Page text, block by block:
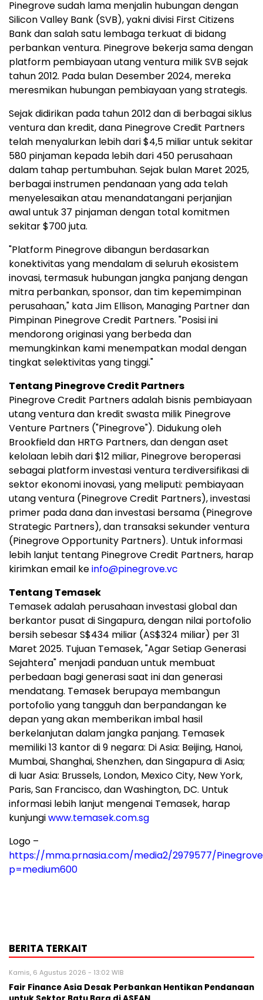
Pinegrove sudah lama menjalin hubungan dengan
Silicon Valley Bank (SVB), yakni divisi First Citizens
Bank dan salah satu lembaga terkuat di bidang
perbankan ventura. Pinegrove bekerja sama dengan
platform pembiayaan utang ventura milik SVB sejak
tahun 2012. Pada bulan Desember 2024, mereka
meresmikan hubungan pembiayaan yang strategis.
Sejak didirikan pada tahun 2012 dan di berbagai siklus
ventura dan kredit, dana Pinegrove Credit Partners
telah menyalurkan lebih dari $4,5 miliar untuk sekitar
580 pinjaman kepada lebih dari 450 perusahaan
dalam tahap pertumbuhan. Sejak bulan Maret 2025,
berbagai instrumen pendanaan yang ada telah
menyelesaikan atau menandatangani perjanjian
awal untuk 37 pinjaman dengan total komitmen
sekitar $700 juta.
"Platform Pinegrove dibangun berdasarkan
konektivitas yang mendalam di seluruh ekosistem
inovasi, termasuk hubungan jangka panjang dengan
mitra perbankan, sponsor, dan tim kepemimpinan
perusahaan," kata Jim Ellison, Managing Partner dan
Pimpinan Pinegrove Credit Partners. "Posisi ini
mendorong originasi yang berbeda dan
memungkinkan kami menempatkan modal dengan
tingkat selektivitas yang tinggi."
Tentang Pinegrove Credit Partners
Pinegrove Credit Partners adalah bisnis pembiayaan
utang ventura dan kredit swasta milik Pinegrove
Venture Partners ("Pinegrove"). Didukung oleh
Brookfield dan HRTG Partners, dan dengan aset
kelolaan lebih dari $12 miliar, Pinegrove beroperasi
sebagai platform investasi ventura terdiversifikasi di
sektor ekonomi inovasi, yang meliputi: pembiayaan
utang ventura (Pinegrove Credit Partners), investasi
primer pada dana dan investasi bersama (Pinegrove
Strategic Partners), dan transaksi sekunder ventura
(Pinegrove Opportunity Partners). Untuk informasi
lebih lanjut tentang Pinegrove Credit Partners, harap
kirimkan email keinfo@pinegrove.vc
Tentang Temasek
Temasek adalah perusahaan investasi global dan
berkantor pusat di Singapura, dengan nilai portofolio
bersih sebesar S$434 miliar (AS$324 miliar) per 31
Maret 2025. Tujuan Temasek, "Agar Setiap Generasi
Sejahtera" menjadi panduan untuk membuat
perbedaan bagi generasi saat ini dan generasi
mendatang. Temasek berupaya membangun
portofolio yang tangguh dan berpandangan ke
depan yang akan memberikan imbal hasil
berkelanjutan dalam jangka panjang. Temasek
memiliki 13 kantor di 9 negara: Di Asia: Beijing, Hanoi,
Mumbai, Shanghai, Shenzhen, dan Singapura di Asia;
di luar Asia: Brussels, London, Mexico City, New York,
Paris, San Francisco, dan Washington, DC. Untuk
informasi lebih lanjut mengenai Temasek, harap
kunjungiwww.temasek.com.sg
Logo –
https://mma.prnasia.com/media2/2979577/
p=medium600
BERITA TERKAIT
Kamis, 6 Agustus 2026 - 13:02 WIB
Fair Finance Asia Desak Perbankan Hentikan Pendanaan